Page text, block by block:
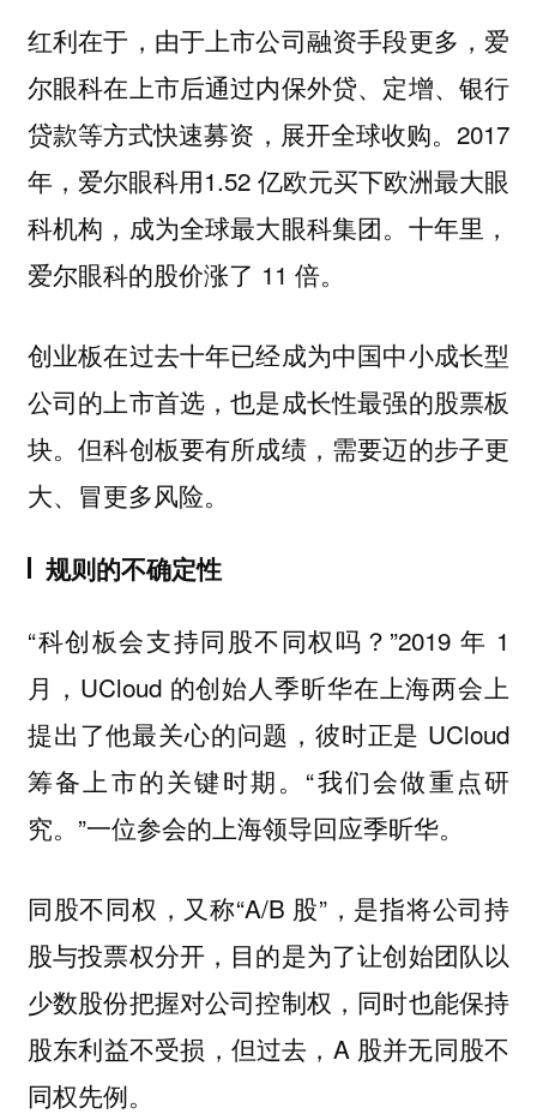
红利在于，由于上市公司融资手段更多，爱
尔眼科在上市后通过内保外贷、定增、银行
贷款等方式快速募资，展开全球收购。2017
年，爱尔眼科用1.52 亿欧元买下欧洲最大眼
科机构，成为全球最大眼科集团。十年里，
爱尔眼科的股价涨了 11 倍。
创业板在过去十年已经成为中国中小成长型
公司的上市首选，也是成长性最强的股票板
块。但科创板要有所成绩，需要迈的步子更
大、冒更多风险。
规则的不确定性
“科创板会支持同股不同权吗？”2019 年 1
月，UCloud 的创始人季昕华在上海两会上
提出了他最关心的问题，彼时正是 UCloud
筹备上市的关键时期。“我们会做重点研
究。”一位参会的上海领导回应季昕华。
同股不同权，又称“A/B 股”，是指将公司持
股与投票权分开，目的是为了让创始团队以
少数股份把握对公司控制权，同时也能保持
股东利益不受损，但过去，A 股并无同股不
同权先例。